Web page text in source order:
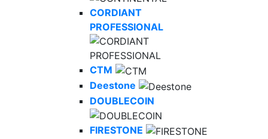
CORDIANT
PROFESSIONAL
CTM
Deestone
DOUBLECOIN
FIRESTONE